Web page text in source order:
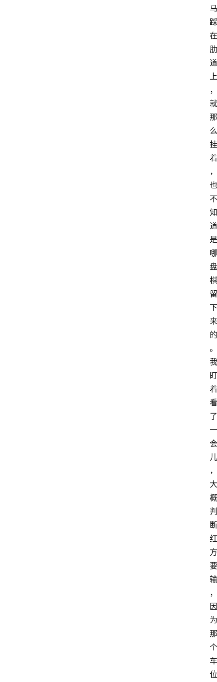
马
踩
在
肋
道
上
，
就
那
么
挂
着
，
也
不
知
道
是
哪
盘
棋
留
下
来
的
。
我
盯
着
看
了
一
会
儿
，
大
概
判
断
红
方
要
输
，
因
为
那
个
车
位